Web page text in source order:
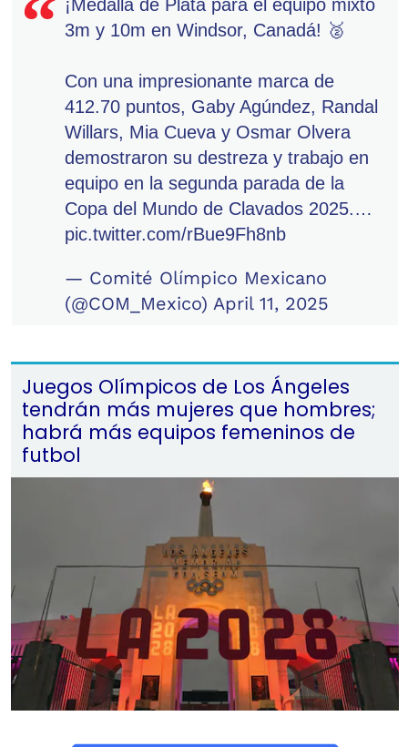
¡Medalla de Plata para el equipo mixto
3m y 10m en Windsor, Canadá! 🥈
Con una impresionante marca de
412.70 puntos, Gaby Agúndez, Randal
Willars, Mia Cueva y Osmar Olvera
demostraron su destreza y trabajo en
equipo en la segunda parada de la
Copa del Mundo de Clavados 2025.…
pic.twitter.com/rBue9Fh8nb
— Comité Olímpico Mexicano
(@COM_Mexico) April 11, 2025
Juegos Olímpicos de Los Ángeles
tendrán más mujeres que hombres;
habrá más equipos femeninos de
futbol